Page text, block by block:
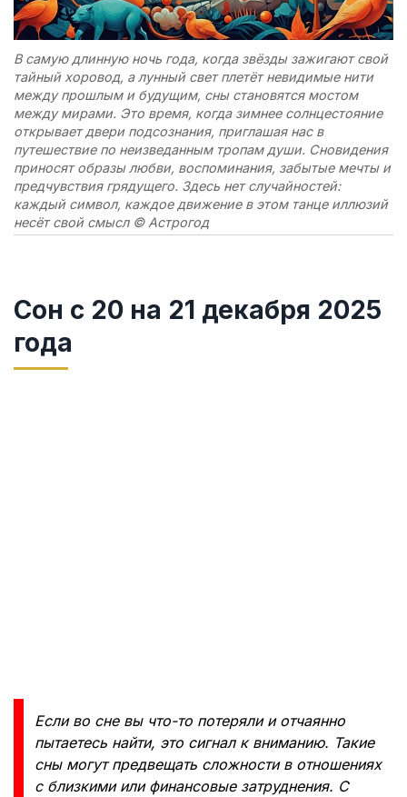
В самую длинную ночь года, когда звёзды зажигают свой
тайный хоровод, а лунный свет плетёт невидимые нити
между прошлым и будущим, сны становятся мостом
между мирами. Это время, когда зимнее солнцестояние
открывает двери подсознания, приглашая нас в
путешествие по неизведанным тропам души. Сновидения
приносят образы любви, воспоминания, забытые мечты и
предчувствия грядущего. Здесь нет случайностей:
каждый символ, каждое движение в этом танце иллюзий
несёт свой смысл © Астрогод
Сон с 20 на 21 декабря 2025
года
Если во сне вы что-то потеряли и отчаянно
пытаетесь найти, это сигнал к вниманию. Такие
сны могут предвещать сложности в отношениях
с близкими или финансовые затруднения. С